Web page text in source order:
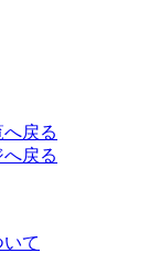
戻る
へ戻る
いて